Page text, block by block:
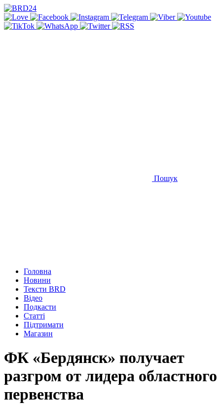
Пошук
Головна
Новини
Тексти BRD
Відео
Подкасти
Статті
Підтримати
Магазин
ФК «Бердянск» получает
разгром от лидера областного
первенства